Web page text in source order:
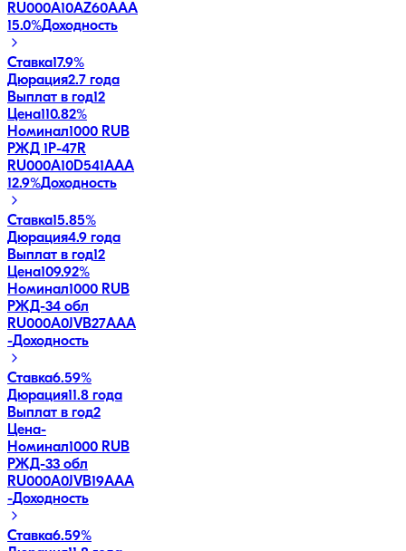
RU000A10AZ60AAA
15.0%Доходность
Ставка17.9%
Дюрация2.7 года
Выплат в год12
Цена110.82%
Номинал1000 RUB
РЖД 1Р-47R
RU000A10D541AAA
12.9%Доходность
Ставка15.85%
Дюрация4.9 года
Выплат в год12
Цена109.92%
Номинал1000 RUB
РЖД-34 обл
RU000A0JVB27AAA
-Доходность
Ставка6.59%
Дюрация11.8 года
Выплат в год2
Цена-
Номинал1000 RUB
РЖД-33 обл
RU000A0JVB19AAA
-Доходность
Ставка6.59%